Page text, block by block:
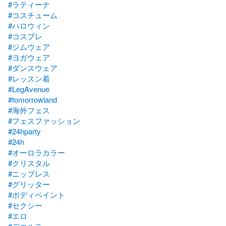
#ラティーナ
#コスチューム
#ハロウィン
#コスプレ
#ジムウェア
#ヨガウェア
#ダンスウェア
#レッスン着
#LegAvenue
#tomorrowland
#海外フェス
#フェスファッション
#24hparty
#24h
#オーロラカラー
#クリスタル
#ニップレス
#グリッター
#ボディペイント
#セクシー
#エロ